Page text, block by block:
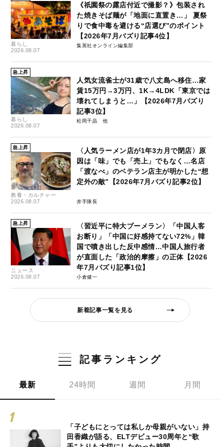
暮らし
2026.08.07
《祇園祭の露店付近で撮影？》包装され
た焼きそば麺が「地面に直置き…」 夏祭
りで食中毒を避ける“店選び”のポイント
【2026年7月バズり記事4位】
集英社オンライン編集部
急上昇
暮らし
2026.08.07
人気女流雀士が31歳で八丈島へ移住…家
賃15万円→3万円、1K→4LDK「東京では
壊れてしまうと…」【2026年7月バズり
記事3位】
松岡千晶
急上昇
教養・カルチャー
2026.08.07
〈人気ラーメン店が1年3カ月で閉店〉原
因は「味」でも「売上」でもなく…名店
「渡なべ」のベテラン店主が明かした“想
定外の敵”【2026年7月バズり記事2位】
井手隊長
急上昇
ニュース
2026.08.07
〈習近平に特大ブーメラン〉「中国人客
お断り」「中国に好感持てない72%」韓
国で噴き出した反中感情…中国人旅行者
が直面した「政治的摩擦」の正体【2026
年7月バズり記事1位】
小倉健一
新着記事一覧を見る
記事ランキング
最新 24時間 週間 月間
「子どもにとっては私しか母親がいない」持
田香織が語る、ELTデビュー30周年と“歌